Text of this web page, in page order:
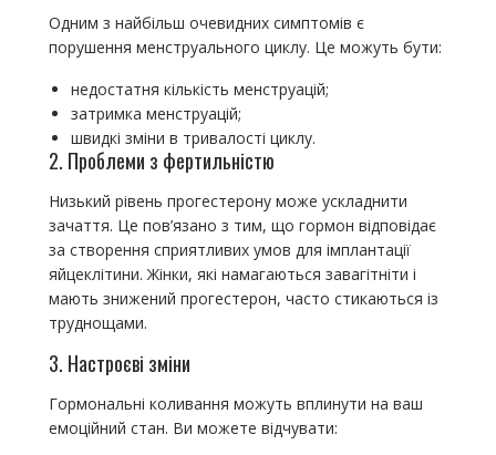
Одним з найбільш очевидних симптомів є
порушення менструального циклу. Це можуть бути:
недостатня кількість менструацій;
затримка менструацій;
швидкі зміни в тривалості циклу.
2. Проблеми з фертильністю
Низький рівень прогестерону може ускладнити
зачаття. Це пов’язано з тим, що гормон відповідає
за створення сприятливих умов для імплантації
яйцеклітини. Жінки, які намагаються завагітніти і
мають знижений прогестерон, часто стикаються із
труднощами.
3. Настроєві зміни
Гормональні коливання можуть вплинути на ваш
емоційний стан. Ви можете відчувати: